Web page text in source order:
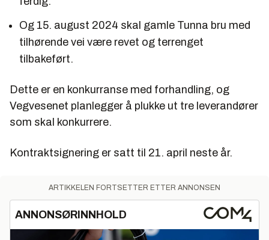
Og 15. august 2024 skal gamle Tunna bru med
tilhørende vei være revet og terrenget
tilbakeført.
Dette er en konkurranse med forhandling, og
Vegvesenet planlegger å plukke ut tre leverandører
som skal konkurrere.
Kontraktsignering er satt til 21. april neste år.
ARTIKKELEN FORTSETTER ETTER ANNONSEN
ANNONSØRINNHOLD